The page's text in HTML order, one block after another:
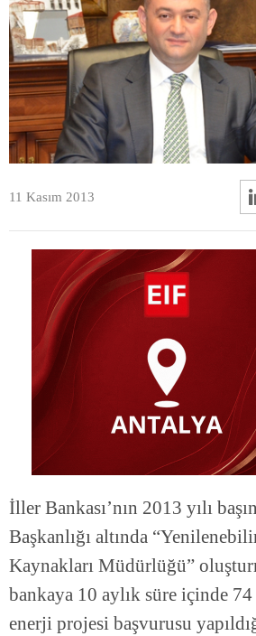
11 Kasım 2013
İller Bankası’nın 2013 yılı
Başkanlığı altında
Kaynakları Müdürlüğü”
bankaya 10 aylık süre içinde
enerji projesi başvurusu